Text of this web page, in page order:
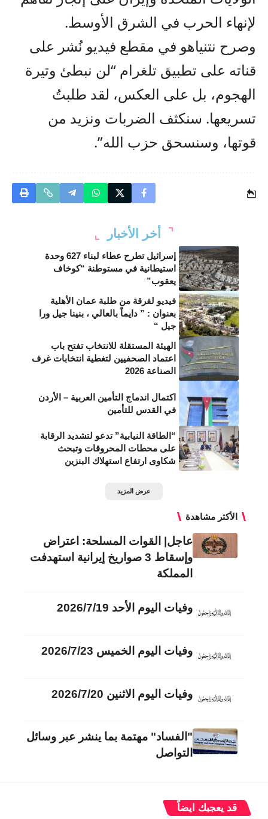
لإنهاء الحرب في الشرق الأوسط.
وصرح نتنياهو في مقطع فيديو نُشر على
قناته على تطبيق تلغرام “لن نبطئ وتيرة
الهجوم، بل على العكس، لقد طلبتُ
تسريعها. سنكثف الضربات ونزيد من
قوتها، وسنسحق حزب الله”.
أخر الأخبار
إسرائيل تطرح عطاء لبناء 627 وحدة
استيطانية في مستوطنة “كوخاف
يعقوب”
فيديو لفرقة من طلبة عمان الأهلية
بعنوان : ” دايماً بالعالي ، بنينا جيل ورا
جيل “
الهيئة المستقلة للانتخاب تفتح باب
اعتماد الصحفيين لتغطية انتخابات غرف
الصناعة 2026
اكتمال اندماج التأمين العربية – الأردن
في القدس للتأمين
“الطاقة النيابية” تدعو لتشديد الرقابة
على محطات المحروقات وتبحث
شكاوى ارتفاع استهلاك البنزين
عرض المزيد
الأكثر مشاهدة
عاجل| القوات المسلحة: اعتراض
وإسقاط 3 صواريخ إيرانية استهدفت
المملكة
وفيات اليوم الأحد 2026/7/19
وفيات اليوم الخميس 2026/7/23
وفيات اليوم الاثنين 2026/7/20
"الفساد" مهتمة بما ينشر عبر وسائل
التواصل
قد يعجبك ايضاً